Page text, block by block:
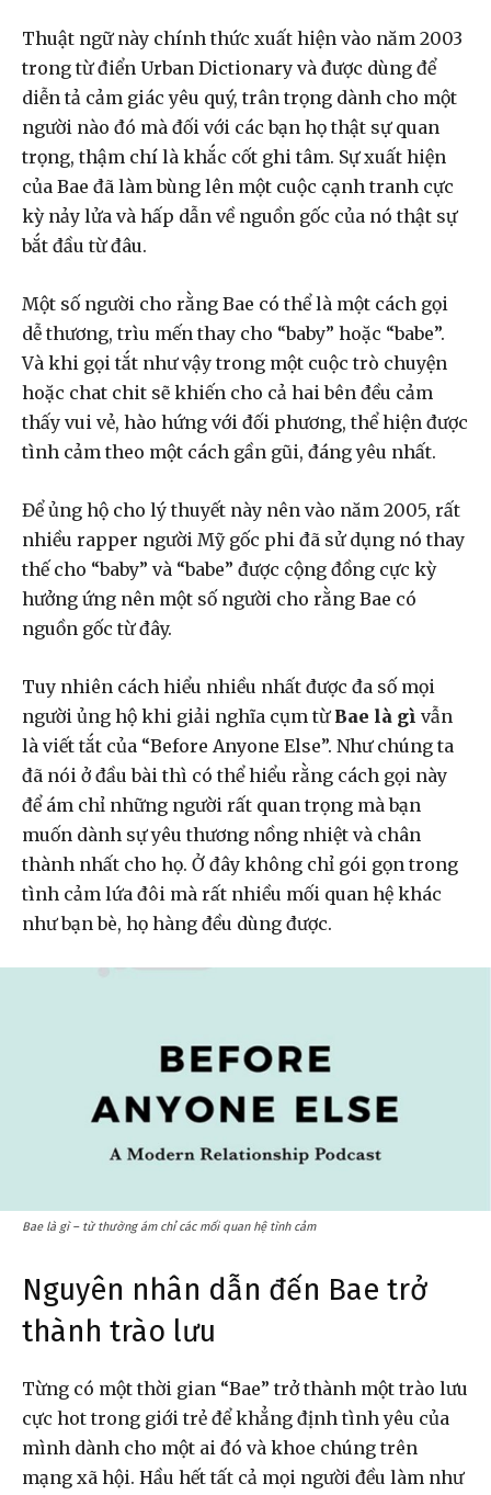
Thuật ngữ này chính thức xuất hiện vào năm 2003
trong từ điển Urban Dictionary và được dùng để
diễn tả cảm giác yêu quý, trân trọng dành cho một
người nào đó mà đối với các bạn họ thật sự quan
trọng, thậm chí là khắc cốt ghi tâm. Sự xuất hiện
của Bae đã làm bùng lên một cuộc cạnh tranh cực
kỳ nảy lửa và hấp dẫn về nguồn gốc của nó thật sự
bắt đầu từ đâu.
Một số người cho rằng Bae có thể là một cách gọi
dễ thương, trìu mến thay cho “baby” hoặc “babe”.
Và khi gọi tắt như vậy trong một cuộc trò chuyện
hoặc chat chit sẽ khiến cho cả hai bên đều cảm
thấy vui vẻ, hào hứng với đối phương, thể hiện được
tình cảm theo một cách gần gũi, đáng yêu nhất.
Để ủng hộ cho lý thuyết này nên vào năm 2005, rất
nhiều rapper người Mỹ gốc phi đã sử dụng nó thay
thế cho “baby” và “babe” được cộng đồng cực kỳ
hưởng ứng nên một số người cho rằng Bae có
nguồn gốc từ đây.
Tuy nhiên cách hiểu nhiều nhất được đa số mọi
người ủng hộ khi giải nghĩa cụm từ Bae là gì vẫn
là viết tắt của “Before Anyone Else”. Như chúng ta
đã nói ở đầu bài thì có thể hiểu rằng cách gọi này
để ám chỉ những người rất quan trọng mà bạn
muốn dành sự yêu thương nồng nhiệt và chân
thành nhất cho họ. Ở đây không chỉ gói gọn trong
tình cảm lứa đôi mà rất nhiều mối quan hệ khác
như bạn bè, họ hàng đều dùng được.
Bae là gì – từ thường ám chỉ các mối quan hệ tình cảm
Nguyên nhân dẫn đến Bae trở
thành trào lưu
Từng có một thời gian “Bae” trở thành một trào lưu
cực hot trong giới trẻ để khẳng định tình yêu của
mình dành cho một ai đó và khoe chúng trên
mạng xã hội. Hầu hết tất cả mọi người đều làm như